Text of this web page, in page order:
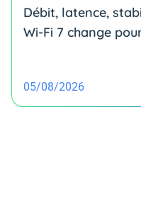
Débit, latence,
Wi-Fi 7 change
05/08/2026